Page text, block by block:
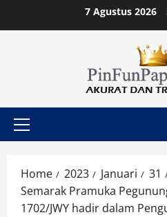
7 Agustus 2026
Primary
Home 2023 Januari
31
Semarak Pramuka
1702/JWY hadir dalam